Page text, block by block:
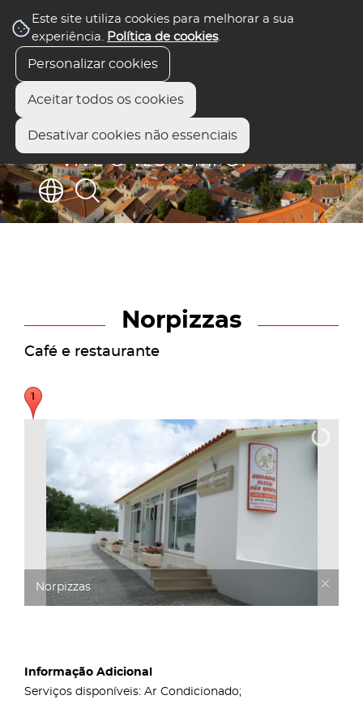
Este site utiliza cookies para melhorar a sua
experiência. Política de cookies.
Personalizar cookies
Aceitar todos os cookies
Desativar cookies não essenciais
Norpizzas
Café e restaurante
Norpizzas
Informação Adicional
Serviços disponíveis: Ar Condicionado;